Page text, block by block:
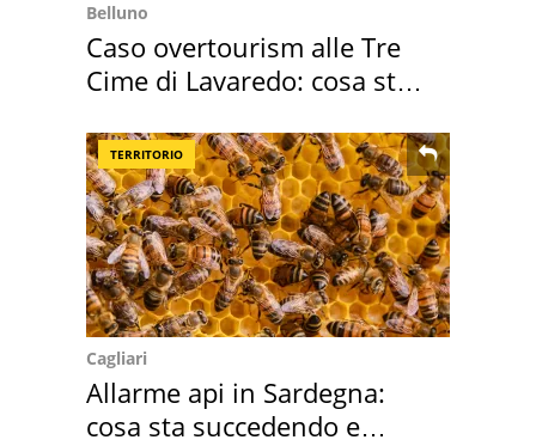
Belluno
Caso overtourism alle Tre
Cime di Lavaredo: cosa sta
TERRITORIO
Cagliari
Allarme api in Sardegna:
cosa sta succedendo e